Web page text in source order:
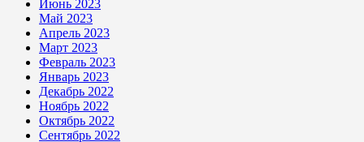
Июнь 2023
Май 2023
Апрель 2023
Март 2023
Февраль 2023
Январь 2023
Декабрь 2022
Ноябрь 2022
Октябрь 2022
Сентябрь 2022